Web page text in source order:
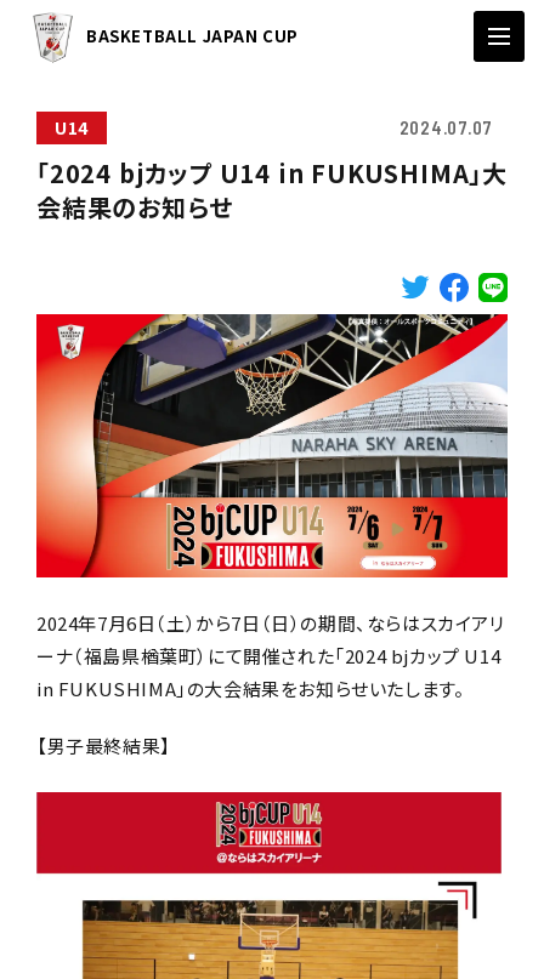
BASKETBALL JAPAN CUP
U14 2024.07.07
「2024 bjカップ U14 in FUKUSHIMA」大
会結果のお知らせ
2024年7月6日（土）から7日（日）の期間、ならはスカイアリ
ーナ（福島県楢葉町）にて開催された「2024 bjカップ U14
in FUKUSHIMA」の大会結果をお知らせいたします。
【男子最終結果】